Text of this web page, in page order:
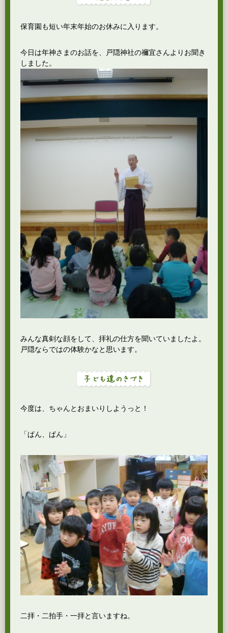
保育園も短い年末年始のお休みに入ります。
今日は年神さまのお話を、戸隠神社の禰宜さんよりお聞き
しました。
みんな真剣な顔をして、拝礼の仕方を聞いていましたよ。
戸隠ならではの体験かなと思います。
今度は、ちゃんとおまいりしようっと！
「ぱん、ぱん」
二拝・二拍手・一拝と言いますね。